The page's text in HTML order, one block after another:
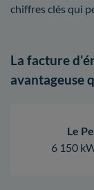
chiffres clés qui
La facture
avantageuse
Le
6 150